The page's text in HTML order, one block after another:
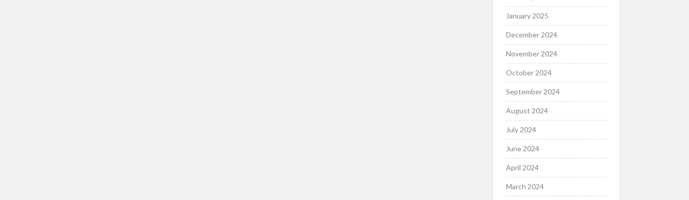
January 2025
December 2024
November 2024
October 2024
September 2024
August 2024
July 2024
June 2024
April 2024
March 2024